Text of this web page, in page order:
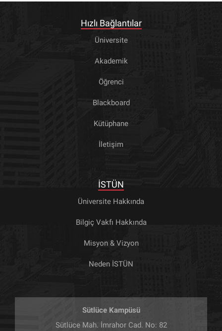
Hızlı Bağlantılar
Üniversite
Akademik
Öğrenci
Blackboard
Kütüphane
İletişim
İSTÜN
Üniversite Hakkında
Bilgiç Vakfı Hakkında
Misyon & Vizyon
Neden İSTÜN
Sütlüce Kampüsü
Sütlüce Mah. İmrahor Cad. No: 82